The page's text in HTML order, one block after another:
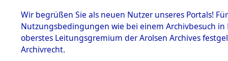
Wir begrüßen Sie als neuen Nutzer unseres Portals!
Nutzungsbedingungen wie bei einem Archivbesuch
oberstes Leitungsgremium der Arolsen Archives
Archivrecht.